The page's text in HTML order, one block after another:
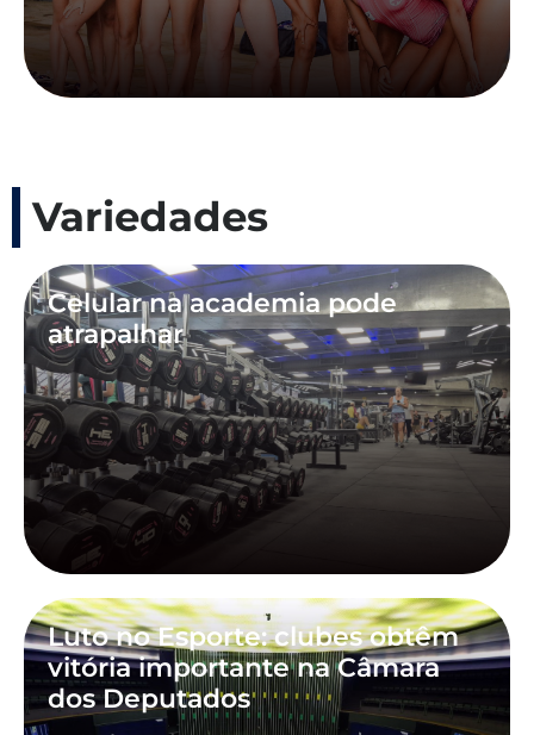
Variedades
Celular na academia pode
atrapalhar
Luto no Esporte: clubes obtêm
vitória importante na Câmara
dos Deputados